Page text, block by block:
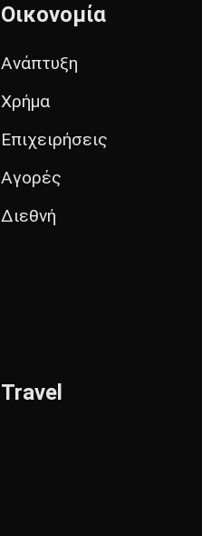
Οικονομία
Ανάπτυξη
Χρήμα
Επιχειρήσεις
Αγορές
Διεθνή
Travel